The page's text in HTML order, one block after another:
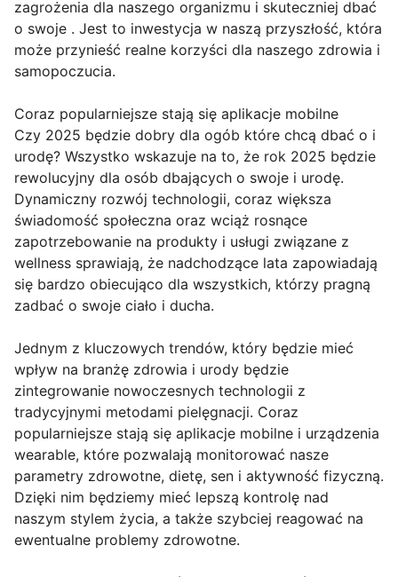
zagrożenia dla naszego organizmu i skuteczniej dbać
o swoje . Jest to inwestycja w naszą przyszłość, która
może przynieść realne korzyści dla naszego zdrowia i
samopoczucia.
Coraz popularniejsze stają się aplikacje mobilne
Czy 2025 będzie dobry dla ogób które chcą dbać o i
urodę? Wszystko wskazuje na to, że rok 2025 będzie
rewolucyjny dla osób dbających o swoje i urodę.
Dynamiczny rozwój technologii, coraz większa
świadomość społeczna oraz wciąż rosnące
zapotrzebowanie na produkty i usługi związane z
wellness sprawiają, że nadchodzące lata zapowiadają
się bardzo obiecująco dla wszystkich, którzy pragną
zadbać o swoje ciało i ducha.
Jednym z kluczowych trendów, który będzie mieć
wpływ na branżę zdrowia i urody będzie
zintegrowanie nowoczesnych technologii z
tradycyjnymi metodami pielęgnacji. Coraz
popularniejsze stają się aplikacje mobilne i urządzenia
wearable, które pozwalają monitorować nasze
parametry zdrowotne, dietę, sen i aktywność fizyczną.
Dzięki nim będziemy mieć lepszą kontrolę nad
naszym stylem życia, a także szybciej reagować na
ewentualne problemy zdrowotne.